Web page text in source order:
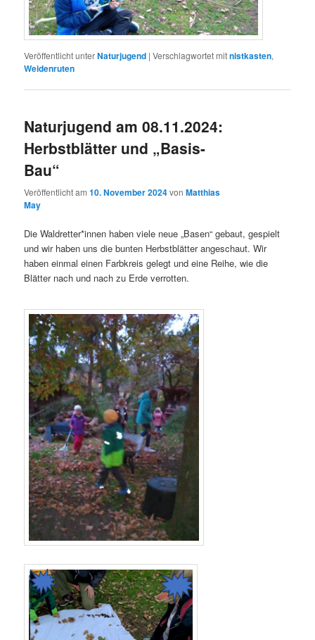
Veröffentlicht unterNaturjugend |Verschlagwortet mitnistkasten,
Weidenruten
Naturjugend am 08.11.2024:
Herbstblätter und „Basis-
Bau“
Veröffentlicht am10. November 2024vonMatthias
May
Die Waldretter*innen haben viele neue „Basen“ gebaut, gespielt
und wir haben uns die bunten Herbstblätter angeschaut. Wir
haben einmal einen Farbkreis gelegt und eine Reihe, wie die
Blätter nach und nach zu Erde verrotten.